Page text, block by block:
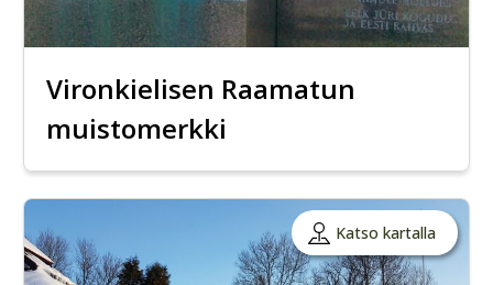
Vironkielisen Raamatun
muistomerkki
Katso kartalla